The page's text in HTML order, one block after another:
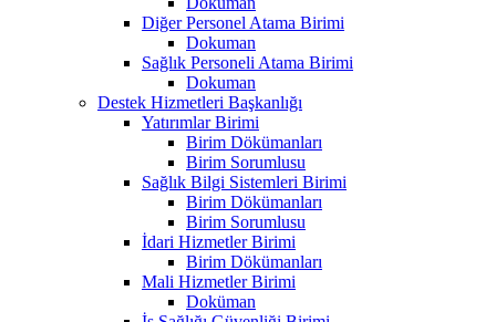
Diğer Personel Atama Birimi
Dokuman
Sağlık Personeli Atama Birimi
Dokuman
Destek Hizmetleri Başkanlığı
Yatırımlar Birimi
Birim Dökümanları
Birim Sorumlusu
Sağlık Bilgi Sistemleri Birimi
Birim Dökümanları
Birim Sorumlusu
İdari Hizmetler Birimi
Birim Dökümanları
Mali Hizmetler Birimi
Doküman